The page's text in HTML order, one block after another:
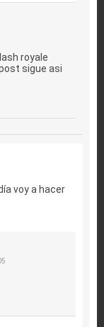
royale
sigue asi
voy a hacer